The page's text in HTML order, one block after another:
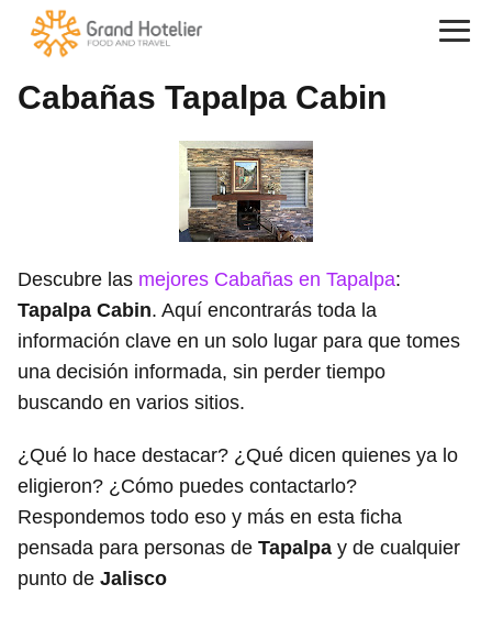
Cabañas Tapalpa Cabin
Descubre las mejores Cabañas en Tapalpa:
Tapalpa Cabin. Aquí encontrarás toda la
información clave en un solo lugar para que tomes
una decisión informada, sin perder tiempo
buscando en varios sitios.
¿Qué lo hace destacar? ¿Qué dicen quienes ya lo
eligieron? ¿Cómo puedes contactarlo?
Respondemos todo eso y más en esta ficha
pensada para personas de Tapalpa y de cualquier
punto de Jalisco